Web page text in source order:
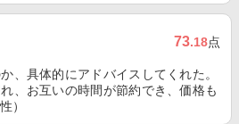
73.18点
、具体的にアドバイスしてくれた。
、お互いの時間が節約でき、価格も
）